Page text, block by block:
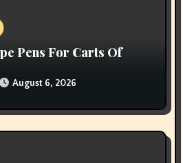
Pens For Carts Of
August 6, 2026